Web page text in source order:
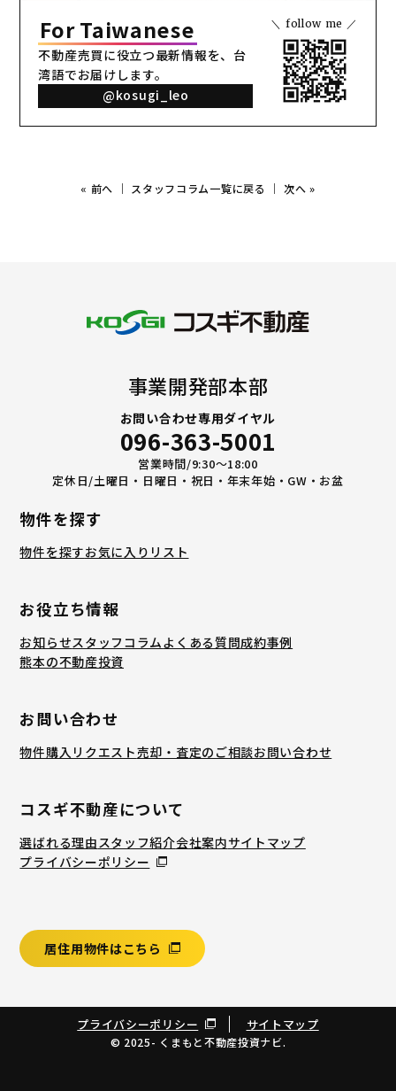
For Taiwanese
不動産売買に役立つ最新情報を、 台
湾語でお届けします。
@kosugi_leo
＼ follow me ／
« 前へ ｜ スタッフコラム一覧に戻る ｜ 次へ »
事業開発部本部
お問い合わせ専用ダイヤル
096-363-5001
営業時間/9:30〜18:00
定休日/土曜日・日曜日・祝日・年末年始・GW・お盆
物件を探す
物件を探すお気に入りリスト
お役立ち情報
お知らせスタッフコラムよくある質問成約事例
熊本の不動産投資
お問い合わせ
物件購入リクエスト売却・査定のご相談お問い合わせ
コスギ不動産について
選ばれる理由スタッフ紹介会社案内サイトマップ
プライバシーポリシー
居住用物件はこちら
プライバシーポリシー サイトマップ
© 2025- くまもと不動産投資ナビ.